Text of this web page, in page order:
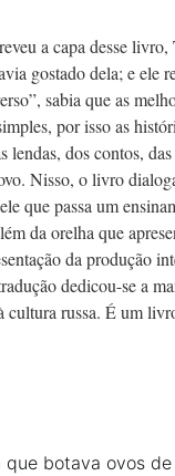
a capa desse
gostado dela; e ele
sabia que as
por isso as
lendas, dos contos,
Nisso, o livro
que passa um
da orelha que
da produção
dedicou-se a
russa. É um
que botava ovos